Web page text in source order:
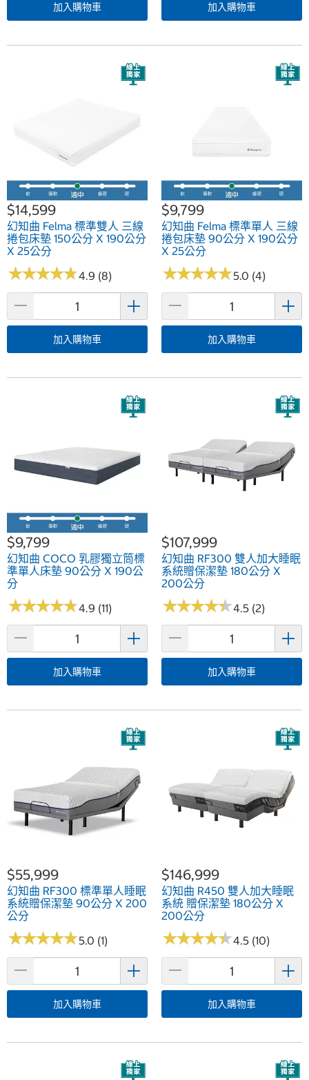
加入購物車 加入購物車
$14,599
幻知曲 Felma 標準雙人 三線
捲包床墊 150公分 X 190公分
X 25公分
★★★★★
★★★★★4.9 (8)
加入購物車
$9,799
幻知曲 Felma 標準單人 三線
捲包床墊 90公分 X 190公分
X 25公分
★★★★★
★★★★★5.0 (4)
加入購物車
$9,799
幻知曲 COCO 乳膠獨立筒標
準單人床墊 90公分 X 190公
分
★★★★★
★★★★★4.9 (11)
加入購物車
$107,999
幻知曲 RF300 雙人加大睡眠
系統贈保潔墊 180公分 X
200公分
★★★★★
★★★★★4.5 (2)
加入購物車
$55,999
幻知曲 RF300 標準單人睡眠
系統贈保潔墊 90公分 X 200
公分
★★★★★
★★★★★5.0 (1)
加入購物車
$146,999
幻知曲 R450 雙人加大睡眠
系統 贈保潔墊 180公分 X
200公分
★★★★★
★★★★★4.5 (10)
加入購物車